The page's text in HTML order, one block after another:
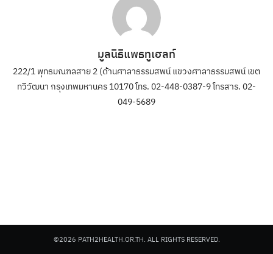
มูลนิธิแพธทูเฮลท์
222/1 พุทธมณฑลสาย 2 (ด้านศาลาธรรมสพน์ แขวงศาลาธรรมสพน์ เขต
ทวีวัฒนา กรุงเทพมหานคร 10170 โทร. 02-448-0387-9 โทรสาร. 02-
049-5689
©2026 PATH2HEALTH.OR.TH. ALL RIGHTS RESERVED.